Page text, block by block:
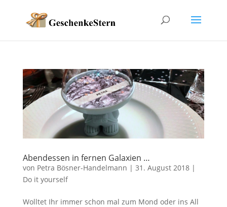
Abendessen in fernen Galaxien …
von Petra Bösner-Handelmann | 31. August 2018|
Do it yourself
Wolltet Ihr immer schon mal zum Mond oder ins All